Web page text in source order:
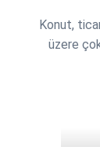
Konut,
üzere